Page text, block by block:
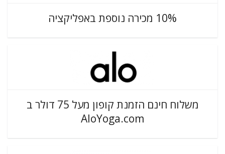
10% מכירה נוספת באפליקציה
משלוח חינם הזמנת קופון מעל 75 דולר ב
AloYoga.com